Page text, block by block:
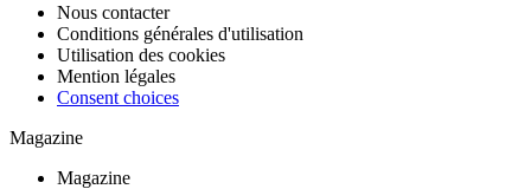
Nous contacter
Conditions générales d'utilisation
Utilisation des cookies
Mention légales
Consent choices
Magazine
Magazine